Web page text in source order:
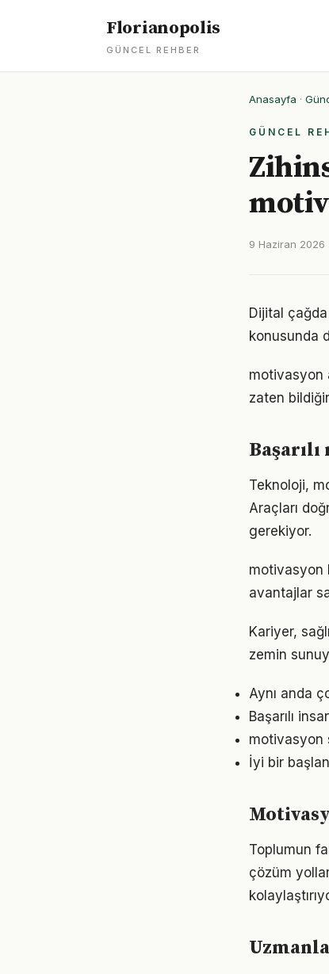
Florianopolis
GÜNCEL REHBER
Anasayfa ·
GÜNCEL
9 Haziran 2026
Dijital
konusunda
motivasyon
zaten
Teknoloji,
Araçları
gerekiyor.
motivasyon
avantajlar
Kariyer,
zemin
Aynı anda
Başarılı
motivasyon
İyi bir
Toplumun
çözüm